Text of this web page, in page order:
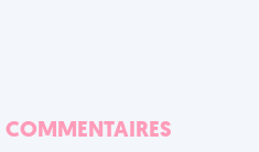
COMMENTAIRES